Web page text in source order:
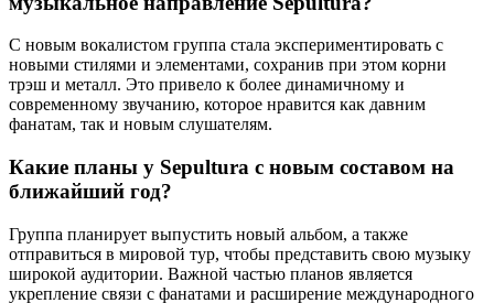
С новым вокалистом группа стала экспериментировать с
новыми стилями и элементами, сохранив при этом корни
трэш и металл. Это привело к более динамичному и
современному звучанию, которое нравится как давним
фанатам, так и новым слушателям.
Какие планы у Sepultura с новым составом на
ближайший год?
Группа планирует выпустить новый альбом, а также
отправиться в мировой тур, чтобы представить свою музыку
широкой аудитории. Важной частью планов является
укрепление связи с фанатами и расширение международного